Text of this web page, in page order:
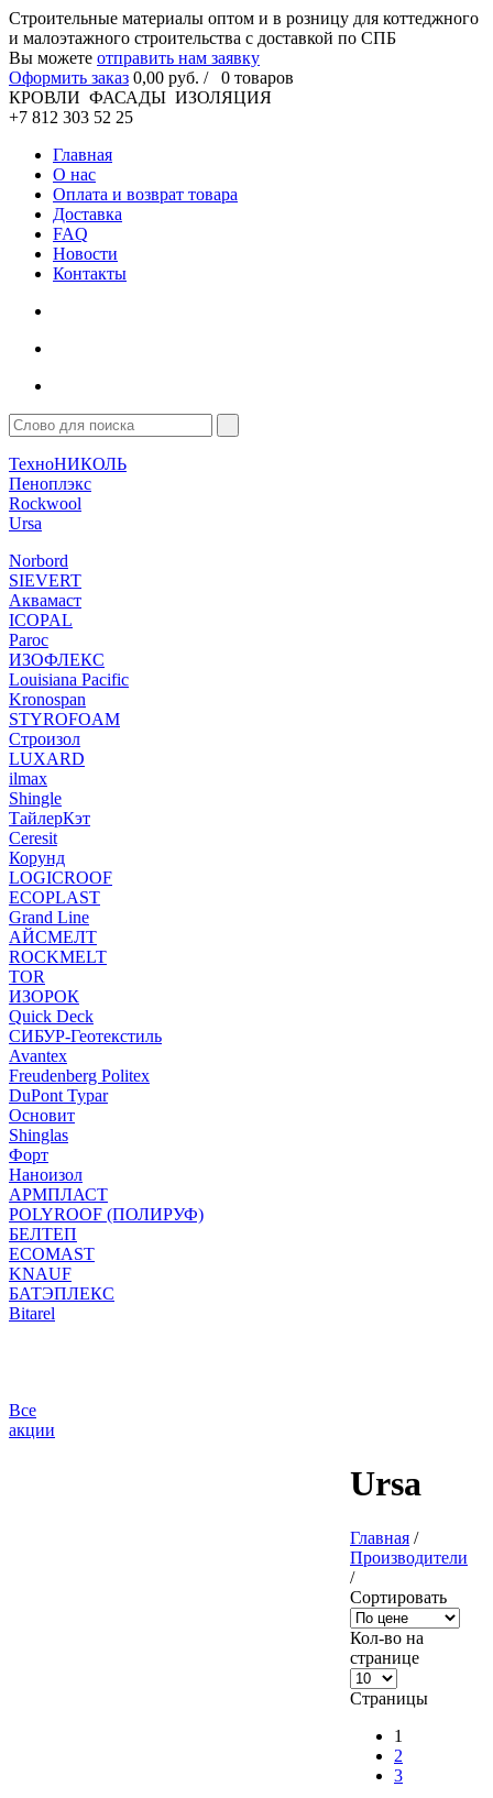
Cтроительные материалы оптом и в розницу для коттеджного
и малоэтажного строительства с доставкой по СПБ
Вы можете отправить нам заявку
Оформить заказ 0,00 руб. / 0 товаров
КРОВЛИ ФАСАДЫ ИЗОЛЯЦИЯ
+7 812 303 52 25
Главная
О нас
Оплата и возврат товара
Доставка
FAQ
Новости
Контакты
ТехноНИКОЛЬ
Пеноплэкс
Rockwool
Ursa
Norbord
SIEVERT
Аквамаст
ICOPAL
Paroc
ИЗОФЛЕКС
Louisiana Pacific
Kronospan
STYROFOAM
Строизол
LUXARD
ilmax
Shingle
ТайлерКэт
Ceresit
Корунд
LOGICROOF
ECOPLAST
Grand Line
АЙСМЕЛТ
ROCKMELT
TOR
ИЗОРОК
Quick Deck
СИБУР-Геотекстиль
Avantex
Freudenberg Politex
DuPont Typar
Основит
Shinglas
Форт
Наноизол
АРМПЛАСТ
POLYROOF (ПОЛИРУФ)
БЕЛТЕП
ECOMAST
KNAUF
БАТЭПЛЕКС
Bitarel
Все
акции
Ursa
Главная /
Производители
/
Сортировать
Кол-во на
странице
Страницы
1
2
3